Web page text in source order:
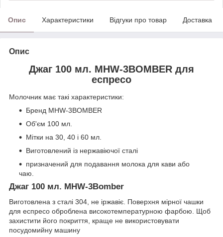
Опис Характеристики Відгуки про товар Доставка
Опис
Джаг 100 мл. MHW-3BOMBER для
еспресо
Молочник має такі характеристики:
Бренд MHW-3BOMBER
Об'єм 100 мл.
Мітки на 30, 40 і 60 мл.
Виготовлений із нержавіючої сталі
призначений для подавання молока для кави або
чаю.
Джаг 100 мл. MHW-3Bomber
Виготовлена з сталі 304, не іржавіє. Поверхня мірної чашки
для еспресо оброблена високотемпературною фарбою. Щоб
захистити його покриття, краще не використовувати
посудомийну машину